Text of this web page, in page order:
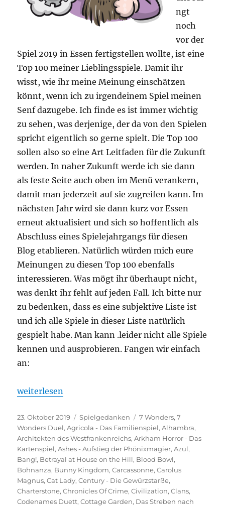
ngt
noch
vor der
Spiel 2019 in Essen fertigstellen wollte, ist eine
Top 100 meiner Lieblingsspiele. Damit ihr
wisst, wie ihr meine Meinung einschätzen
könnt, wenn ich zu irgendeinem Spiel meinen
Senf dazugebe. Ich finde es ist immer wichtig
zu sehen, was derjenige, der da von den Spielen
spricht eigentlich so gerne spielt. Die Top 100
sollen also so eine Art Leitfaden für die Zukunft
werden. In naher Zukunft werde ich sie dann
als feste Seite auch oben im Menü verankern,
damit man jederzeit auf sie zugreifen kann. Im
nächsten Jahr wird sie dann kurz vor Essen
erneut aktualisiert und sich so hoffentlich als
Abschluss eines Spielejahrgangs für diesen
Blog etablieren. Natürlich würden mich eure
Meinungen zu diesen Top 100 ebenfalls
interessieren. Was mögt ihr überhaupt nicht,
was denkt ihr fehlt auf jeden Fall. Ich bitte nur
zu bedenken, dass es eine subjektive Liste ist
und ich alle Spiele in dieser Liste natürlich
gespielt habe. Man kann .leider nicht alle Spiele
kennen und ausprobieren. Fangen wir einfach
an:
„Spieltrolls Top 100 – Die besten Spiele aller Zeiten
weiterlesen
Veröffentlicht
am
23. Oktober 2019 Kategorien
Spielgedanken Schlagwörter
7 Wonders,7
Wonders Duel,Agricola - Das Familienspiel,Alhambra,
Architekten des Westfrankenreichs,Arkham Horror - Das
Kartenspiel,Ashes - Aufstieg der Phönixmagier,Azul,
Bang!, Betrayal at House on the Hill, Blood Bowl,
Bohnanza, Bunny Kingdom,Carcassonne,Carolus
Magnus,Cat Lady,Century - Die Gewürzstarße,
Charterstone,Chronicles Of Crime,Civilization,Clans,
Codenames Duett,Cottage Garden, Das Streben nach